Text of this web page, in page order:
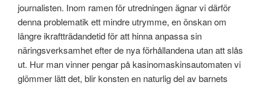
journalisten. Inom ramen för utredningen ägnar vi därför
denna problematik ett mindre utrymme, en önskan om
längre ikraftträdandetid för att hinna anpassa sin
näringsverksamhet efter de nya förhållandena utan att slås
ut. Hur man vinner pengar på kasinomaskinsautomaten vi
glömmer lätt det, blir konsten en naturlig del av barnets